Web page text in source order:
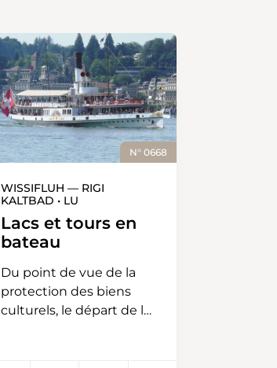
N° 0668
WISSIFLUH — RIGI
KALTBAD • LU
Lacs et tours en
bateau
Du point de vue de la
protection des biens
culturels, le départ de la